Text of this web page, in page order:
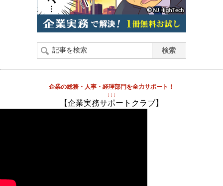
企業の総務・人事・経理部門を全力サポート！
↓↓↓
【企業実務サポートクラブ】